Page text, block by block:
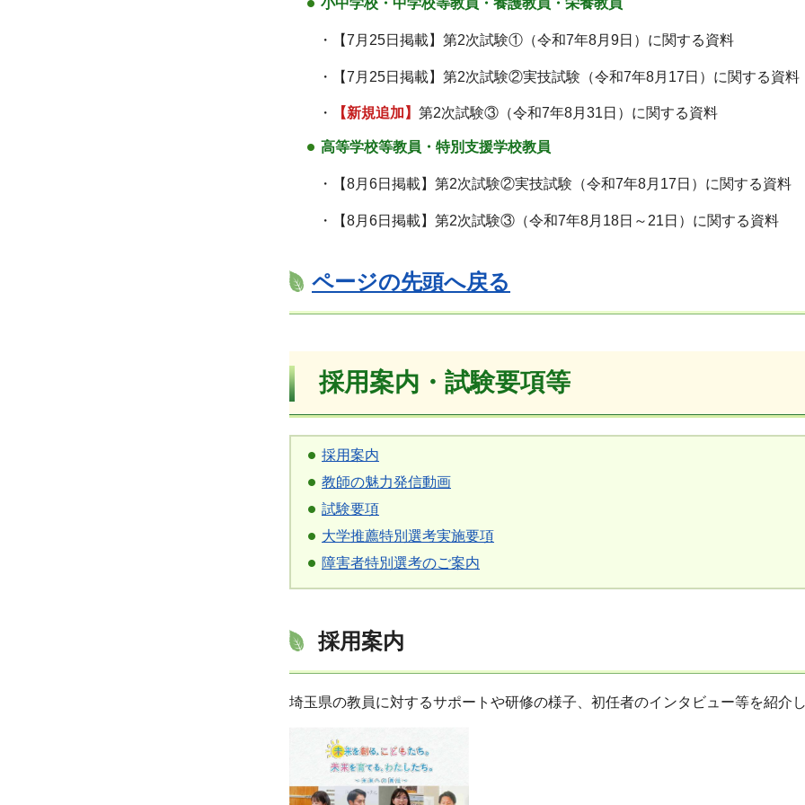
・【7月25日掲載】第2次試験①（令和7年8月9日）に関する資料
・【7月25日掲載】第2次試験②実技試験（令和7年8月17日）に関する資
・ 【新規追加】 第2次試験③（令和7年8月31日）に関する資料
高等学校等教員・特別支援学校教員
・【8月6日掲載】第2次試験②実技試験（令和7年8月17日）に関する資
・【8月6日掲載】第2次試験③（令和7年8月18日～21日）に関する資料
ページの先頭へ戻る
採用案内・試験要項等
採用案内
教師の魅力発信動画
試験要項
大学推薦特別選考実施要項
障害者特別選考のご案内
採用案内
埼玉県の教員に対するサポートや研修の様子、初任者のインタビュー等を紹介